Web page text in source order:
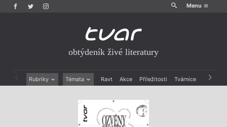
Menu
obtýdeník živé literatury
Rubriky Témata Ravt Akce Příležitosti Tvárnice Archiv